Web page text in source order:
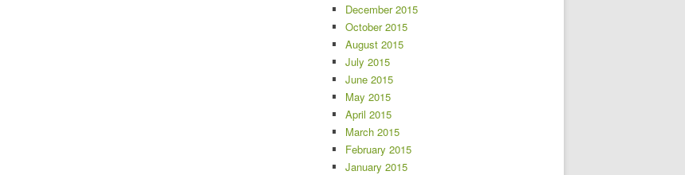
December 2015
October 2015
August 2015
July 2015
June 2015
May 2015
April 2015
March 2015
February 2015
January 2015